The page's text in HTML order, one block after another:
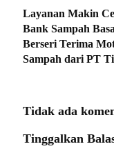
Layanan Makin
Bank Sampah
Berseri Terima
Sampah dari PT
Tidak ada
Tinggalkan